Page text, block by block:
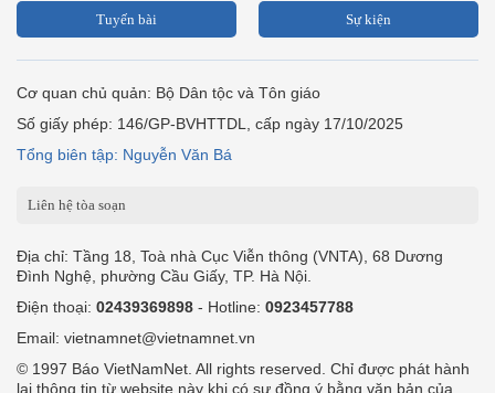
Tuyến bài Sự kiện
Cơ quan chủ quản: Bộ Dân tộc và Tôn giáo
Số giấy phép: 146/GP-BVHTTDL, cấp ngày 17/10/2025
Tổng biên tập: Nguyễn Văn Bá
Liên hệ tòa soạn
Địa chỉ: Tầng 18, Toà nhà Cục Viễn thông (VNTA), 68 Dương
Đình Nghệ, phường Cầu Giấy, TP. Hà Nội.
Điện thoại: 02439369898 - Hotline: 0923457788
Email: vietnamnet@vietnamnet.vn
© 1997 Báo VietNamNet. All rights reserved. Chỉ được phát hành
lại thông tin từ website này khi có sự đồng ý bằng văn bản của